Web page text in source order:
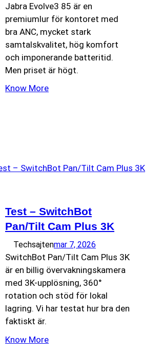
Jabra Evolve3 85 är en
premiumlur för kontoret med
bra ANC, mycket stark
samtalskvalitet, hög komfort
och imponerande batteritid.
Men priset är högt.
Know More
Test – SwitchBot
Pan/Tilt Cam Plus 3K
Techsajtenmar 7, 2026
SwitchBot Pan/Tilt Cam Plus 3K
är en billig övervakningskamera
med 3K-upplösning, 360°
rotation och stöd för lokal
lagring. Vi har testat hur bra den
faktiskt är.
Know More